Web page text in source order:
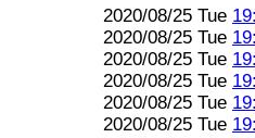
2020/08/25 Tue
2020/08/25 Tue
2020/08/25 Tue
2020/08/25 Tue
2020/08/25 Tue
2020/08/25 Tue